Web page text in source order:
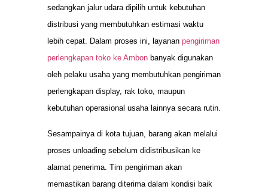
sedangkan jalur udara dipilih untuk kebutuhan
distribusi yang membutuhkan estimasi waktu
lebih cepat. Dalam proses ini, layanan pengiriman
perlengkapan toko ke Ambon banyak digunakan
oleh pelaku usaha yang membutuhkan pengiriman
perlengkapan display, rak toko, maupun
kebutuhan operasional usaha lainnya secara rutin.
Sesampainya di kota tujuan, barang akan melalui
proses unloading sebelum didistribusikan ke
alamat penerima. Tim pengiriman akan
memastikan barang diterima dalam kondisi baik